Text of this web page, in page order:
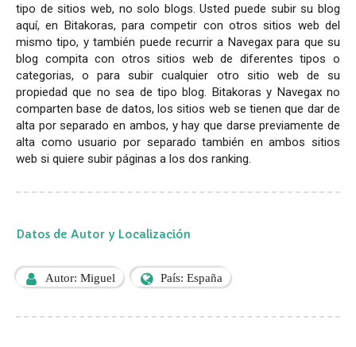
tipo de sitios web, no solo blogs. Usted puede subir su blog
aquí, en Bitakoras, para competir con otros sitios web del
mismo tipo, y también puede recurrir a Navegax para que su
blog compita con otros sitios web de diferentes tipos o
categorias, o para subir cualquier otro sitio web de su
propiedad que no sea de tipo blog. Bitakoras y Navegax no
comparten base de datos, los sitios web se tienen que dar de
alta por separado en ambos, y hay que darse previamente de
alta como usuario por separado también en ambos sitios
web si quiere subir páginas a los dos ranking.
Datos de Autor y Localización
Autor: Miguel País: España